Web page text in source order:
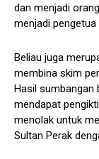
dan menjadi
menjadi
Beliau juga
membina skim
Hasil sumbangan
mendapat
menolak untuk
Sultan Perak